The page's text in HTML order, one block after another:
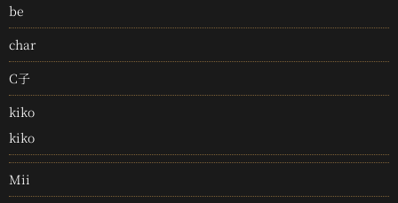
be
char
C子
kiko
kiko
Mii